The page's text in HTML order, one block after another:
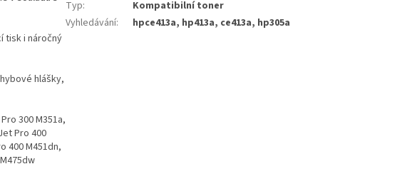
tisk i náročný
hlášky,
300 M351a,
Pro 400
400 M451dn,
Typ:
Kompatibilní toner
Vyhledávání: hpce413a, hp413a, ce413a, hp305a